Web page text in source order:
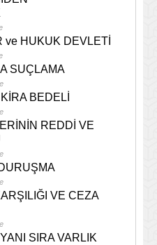
ve HUKUK DEVLETİ
SUÇLAMA
BEDELİ
REDDİ VE
VE CEZA
SIRA VARLIK